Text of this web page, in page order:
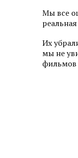
Мы все
Их
мы не
фильмов